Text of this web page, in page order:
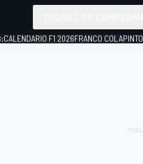
CALENDARIO F1 2026FRANCO COLAPINTO